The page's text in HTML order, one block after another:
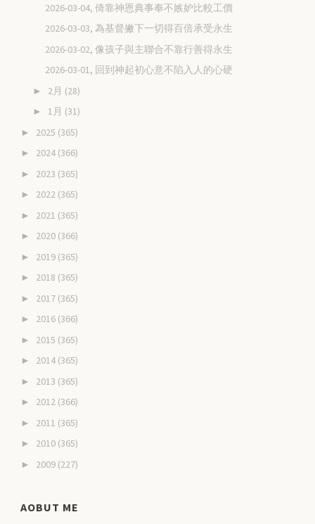
2026-03-04, 倚靠神恩典事奉不嫉妒比較工價
2026-03-03, 為基督撇下一切得百倍承受永生
2026-03-02, 像孩子與主聯合不靠行善得永生
2026-03-01, 回到神起初心意不陷入人的心硬
► 2月 (28)
► 1月 (31)
► 2025 (365)
► 2024 (366)
► 2023 (365)
► 2022 (365)
► 2021 (365)
► 2020 (366)
► 2019 (365)
► 2018 (365)
► 2017 (365)
► 2016 (366)
► 2015 (365)
► 2014 (365)
► 2013 (365)
► 2012 (366)
► 2011 (365)
► 2010 (365)
► 2009 (227)
AOBUT ME